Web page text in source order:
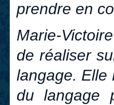
prendre en
Marie-
de réaliser
langage. Elle
du langage